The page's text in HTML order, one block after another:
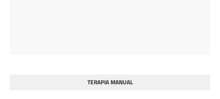
TERAPIA MANUAL